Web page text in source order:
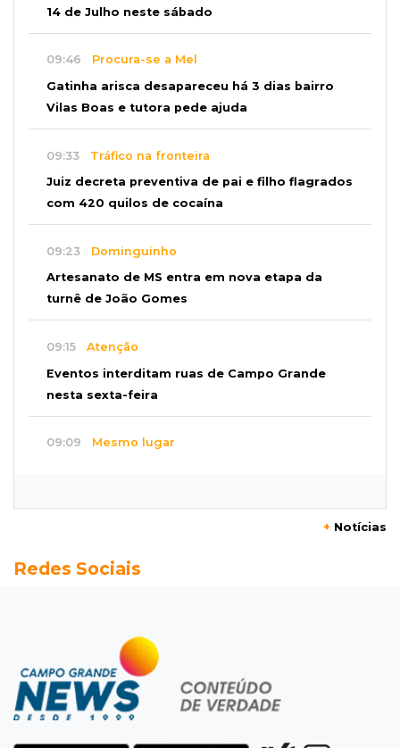
14 de Julho neste sábado
09:46 Procura-se a Mel
Gatinha arisca desapareceu há 3 dias bairro
Vilas Boas e tutora pede ajuda
09:33 Tráfico na fronteira
Juiz decreta preventiva de pai e filho flagrados
com 420 quilos de cocaína
09:23 Dominguinho
Artesanato de MS entra em nova etapa da
turnê de João Gomes
09:15 Atenção
Eventos interditam ruas de Campo Grande
nesta sexta-feira
09:09 Mesmo lugar
Chanton celebra Dia dos Pais com cestas, kits
Agosto Lilás
Bares serão pontos de apoio a mulheres
vítimas de violência
+ Notícias
Redes Sociais